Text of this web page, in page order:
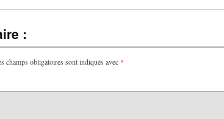
:
champs obligatoires sont indiqués avec *